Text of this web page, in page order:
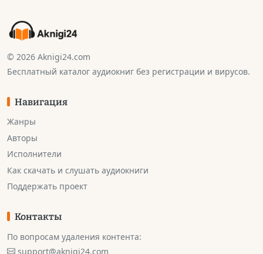
© 2026 Aknigi24.com
Бесплатный каталог аудиокниг без регистрации и вирусов.
Навигация
Жанры
Авторы
Исполнители
Как скачать и слушать аудиокниги
Поддержать проект
Контакты
По вопросам удаления контента:
support@aknigi24.com